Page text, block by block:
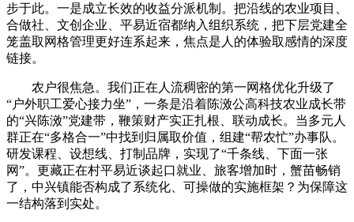
步于此。一是成立长效的收益分派机制。把沿线的农业项目、
合做社、文创企业、平易近宿都纳入组织系统，把下层党建全
笼盖取网格管理更好连系起来，焦点是人的体验取感情的深度
链接。
农户很焦急。我们正在人流稠密的第一网格优化升级了
“户外职工爱心接力坐”，一条是沿着陈滧公高科技农业成长带
的“兴陈滧”党建带，鞭策财产实正扎根、联动成长。当多元人
群正在“多格合一”中找到归属取价值，组建“帮农忙”办事队。
研发课程、设想线、打制品牌，实现了“千条线、下面一张
网”。更藏正在村平易近谈起口就业、旅客增加时，蟹苗畅销
了，中兴镇能否构成了系统化、可操做的实施框架？为保障这
一结构落到实处。